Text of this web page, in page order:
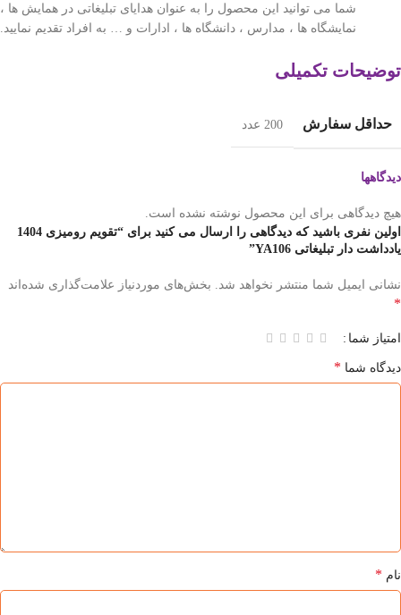
شما می توانید این محصول را به عنوان هدایای تبلیغاتی در همایش ها ،
نمایشگاه ها ، مدارس ، دانشگاه ها ، ادارات و … به افراد تقدیم نمایید.
توضیحات تکمیلی
حداقل سفارش 200 عدد
دیدگاهها
هیچ دیدگاهی برای این محصول نوشته نشده است.
اولین نفری باشید که دیدگاهی را ارسال می کنید برای “تقویم رومیزی 1404
یادداشت دار تبلیغاتی YA106”
نشانی ایمیل شما منتشر نخواهد شد. بخش‌های موردنیاز علامت‌گذاری شده‌اند
*
امتیاز شما
دیدگاه شما *
نام *